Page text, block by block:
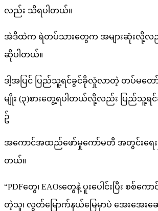
လည်း သိရပါတယ်။
အဲဒီထဲက ရဲတပ်သားတွေက အများဆုံးလို့လည်
ဆိုပါတယ်။
ဒါ့အပြင် ပြည်သူ့ရင်ခွင်ခိုလှုံလာတဲ့ တပ်မတေ
မျိုး (၃)စားတွေ့ရပါတယ်လို့လည်း ပြည်သူ့ရ
ဥ်
အကောင်အထည်ဖော်မှုကော်မတီ အတွင်းရေးမှူ
တယ်။
“PDFတွေ၊ EAOsတွေနဲ့ ပူးပေါင်းပြီး စစ်က
တဲ့သူ၊ လွတ်မြောက်နယ်မြေမှာပဲ အေးအေးဆေ